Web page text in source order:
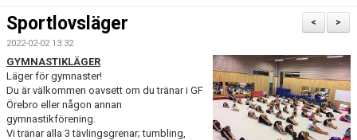
>
<
Sportlovsläger
2022-02-02 13:32
GYMNASTIKLÄGER
Läger för gymnaster!
Du är välkommen oavsett om du tränar i GF
Örebro eller någon annan
gymnastikförening.
Vi tränar alla 3 tävlingsgrenar; tumbling,